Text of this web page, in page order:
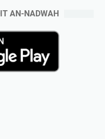
AN-NADWAH